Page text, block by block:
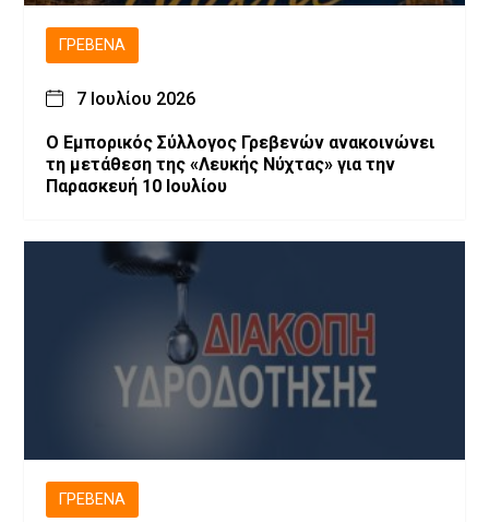
ΓΡΕΒΕΝΆ
7 Ιουλίου 2026
Ο Εμπορικός Σύλλογος Γρεβενών ανακοινώνει
τη μετάθεση της «Λευκής Νύχτας» για την
Παρασκευή 10 Ιουλίου
ΓΡΕΒΕΝΆ